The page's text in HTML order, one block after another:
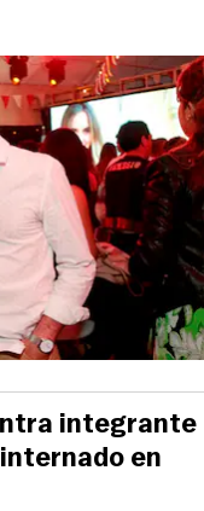
integrante
en